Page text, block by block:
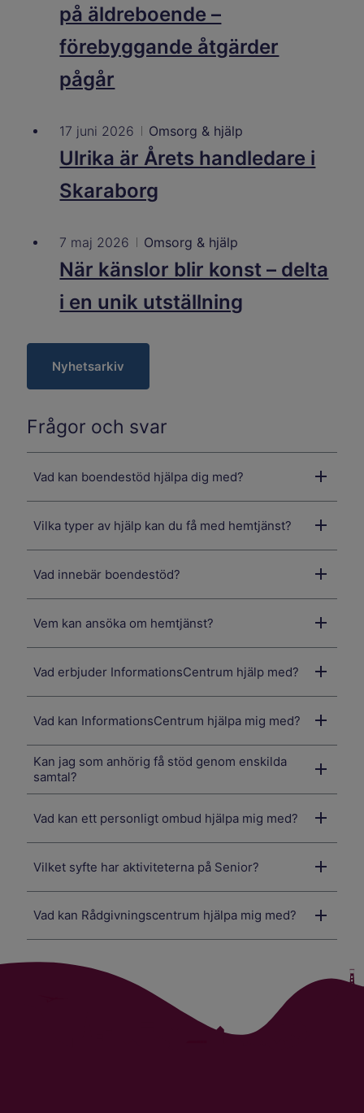
på äldreboende –
förebyggande åtgärder
pågår
17 juni 2026 Omsorg & hjälp
Ulrika är Årets handledare i
Skaraborg
7 maj 2026 Omsorg & hjälp
När känslor blir konst – delta
i en unik utställning
Nyhetsarkiv
Frågor och svar
Vad kan boendestöd hjälpa dig med?
Vilka typer av hjälp kan du få med hemtjänst?
Vad innebär boendestöd?
Vem kan ansöka om hemtjänst?
Vad erbjuder InformationsCentrum hjälp med?
Vad kan InformationsCentrum hjälpa mig med?
Kan jag som anhörig få stöd genom enskilda
samtal?
Vad kan ett personligt ombud hjälpa mig med?
Vilket syfte har aktiviteterna på Senior?
Vad kan Rådgivningscentrum hjälpa mig med?